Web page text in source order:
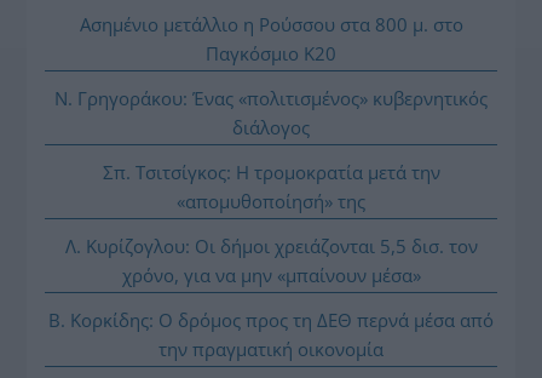
Ασημένιο μετάλλιο η Ρούσσου στα 800 μ. στο
Παγκόσμιο Κ20
Ν. Γρηγοράκου: Ένας «πολιτισμένος» κυβερνητικός
διάλογος
Σπ. Τσιτσίγκος: Η τρομοκρατία μετά την
«απομυθοποίησή» της
Λ. Κυρίζογλου: Οι δήμοι χρειάζονται 5,5 δισ. τον
χρόνο, για να μην «μπαίνουν μέσα»
Β. Κορκίδης: Ο δρόμος προς τη ΔΕΘ περνά μέσα από
την πραγματική οικονομία